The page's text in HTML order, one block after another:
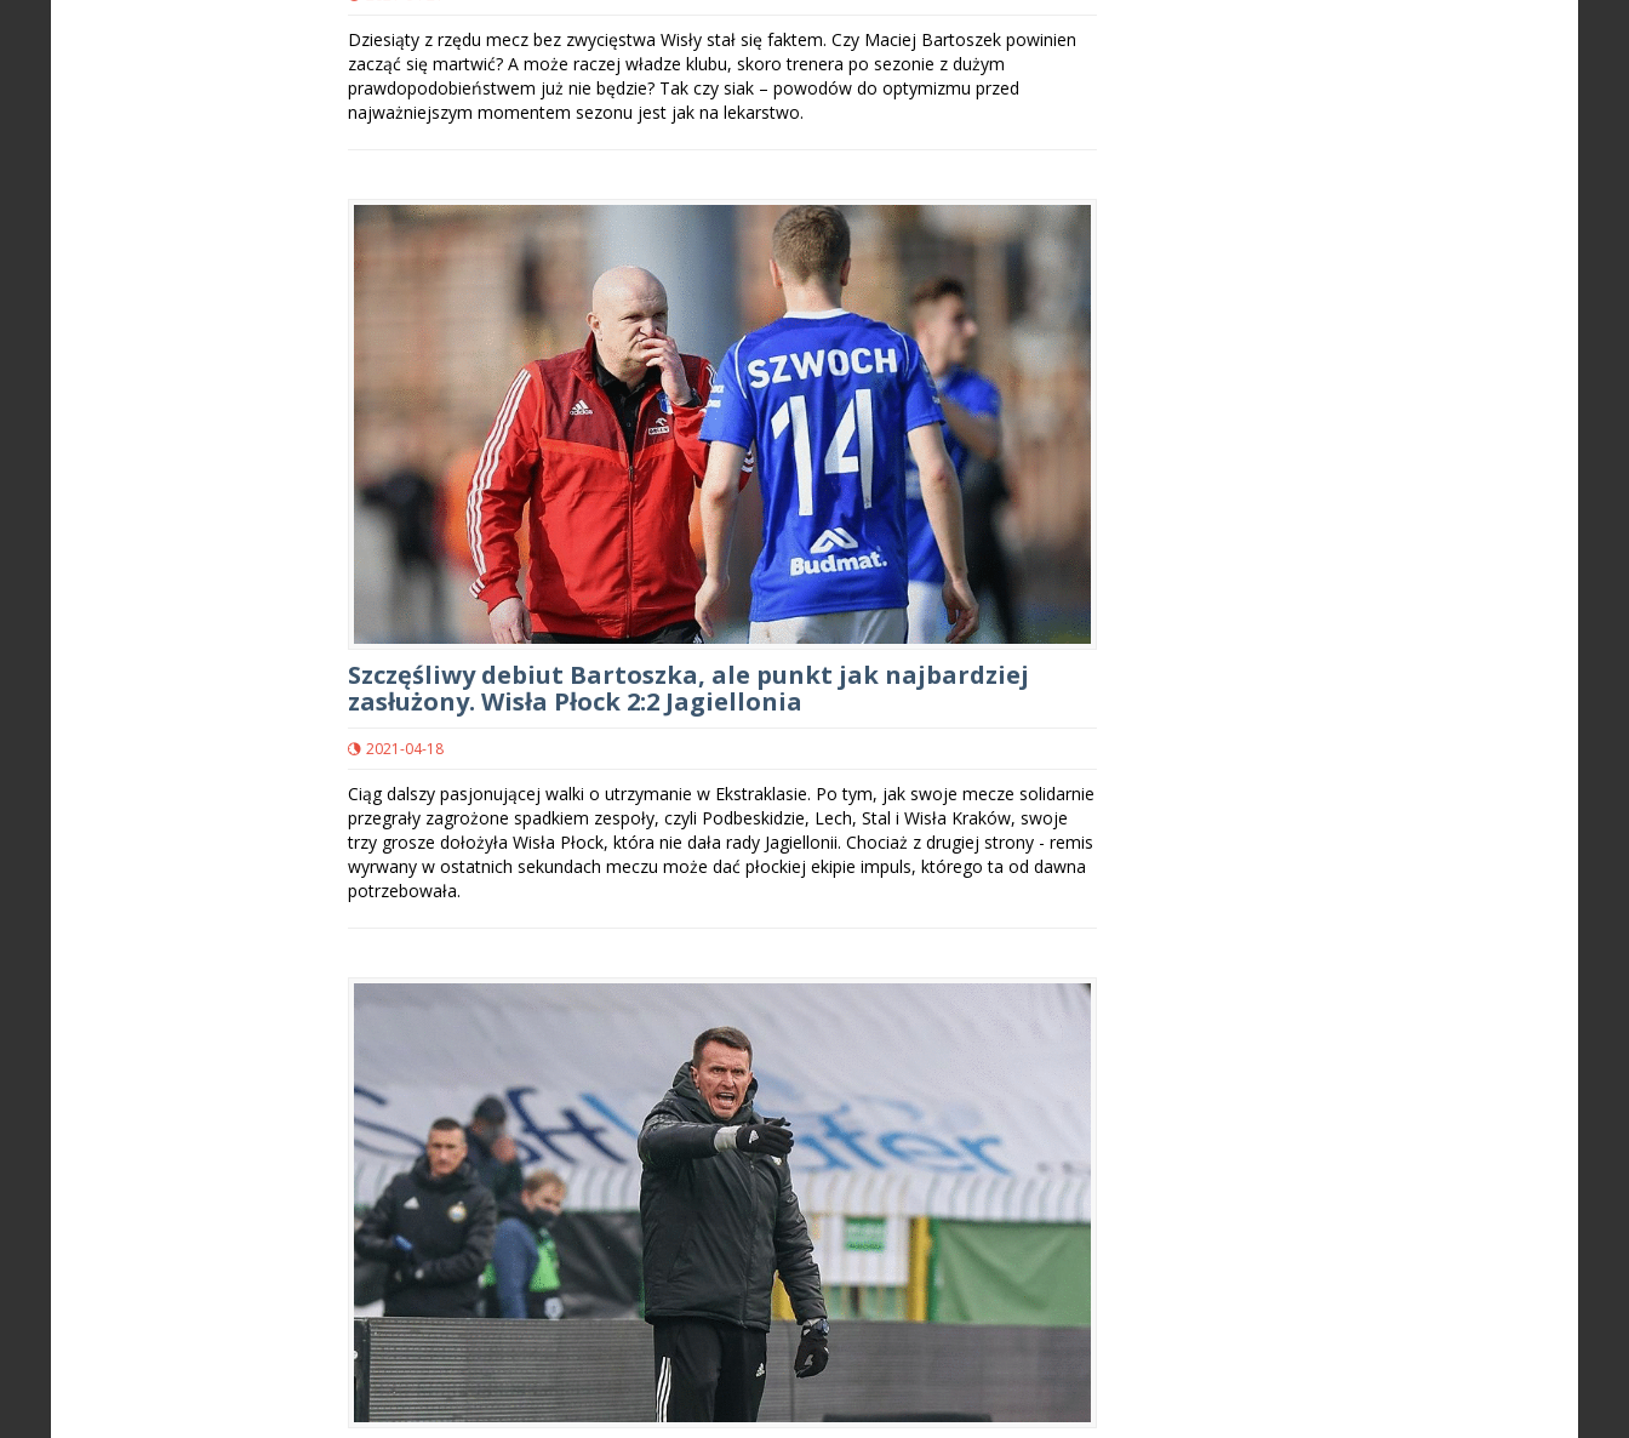
Dziesiąty z rzędu mecz bez zwycięstwa Wisły stał się faktem. Czy Maciej Bartoszek powinien
zacząć się martwić? A może raczej władze klubu, skoro trenera po sezonie z dużym
prawdopodobieństwem już nie będzie? Tak czy siak – powodów do optymizmu przed
najważniejszym momentem sezonu jest jak na lekarstwo.
Szczęśliwy debiut Bartoszka, ale punkt jak najbardziej
zasłużony. Wisła Płock 2:2 Jagiellonia
2021-04-18
Ciąg dalszy pasjonującej walki o utrzymanie w Ekstraklasie. Po tym, jak swoje mecze solidarnie
przegrały zagrożone spadkiem zespoły, czyli Podbeskidzie, Lech, Stal i Wisła Kraków, swoje
trzy grosze dołożyła Wisła Płock, która nie dała rady Jagiellonii. Chociaż z drugiej strony - remis
wyrwany w ostatnich sekundach meczu może dać płockiej ekipie impuls, którego ta od dawna
potrzebowała.